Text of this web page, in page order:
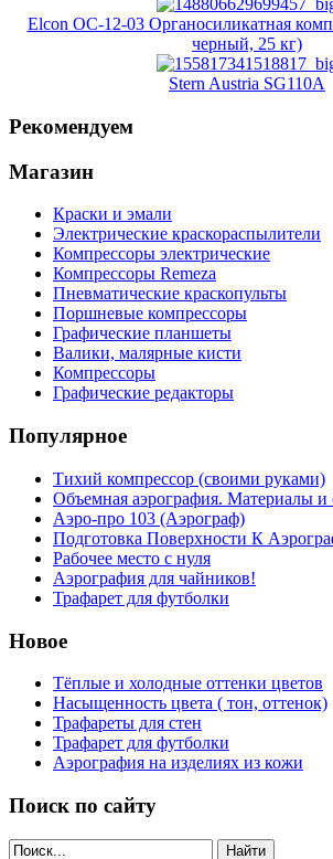
Elcon ОС-12-03 Органосиликатная
черный, 25 кг)
Stern Austria SG110A
Рекомендуем
Магазин
Краски и эмали
Электрические краскораспылители
Компрессоры электрические
Компрессоры Remeza
Пневматические краскопульты
Поршневые компрессоры
Графические планшеты
Валики, малярные кисти
Компрессоры
Графические редакторы
Популярное
Тихий компрессор (своими руками)
Объемная аэрография. Материалы и
Аэро-про 103 (Аэрограф)
Подготовка Поверхности К
Рабочее место с нуля
Аэрография для чайников!
Трафарет для футболки
Новое
Тёплые и холодные оттенки цветов
Насыщенность цвета ( тон, оттенок)
Трафареты для стен
Трафарет для футболки
Аэрография на изделиях из кожи
Поиск по сайту
Найти